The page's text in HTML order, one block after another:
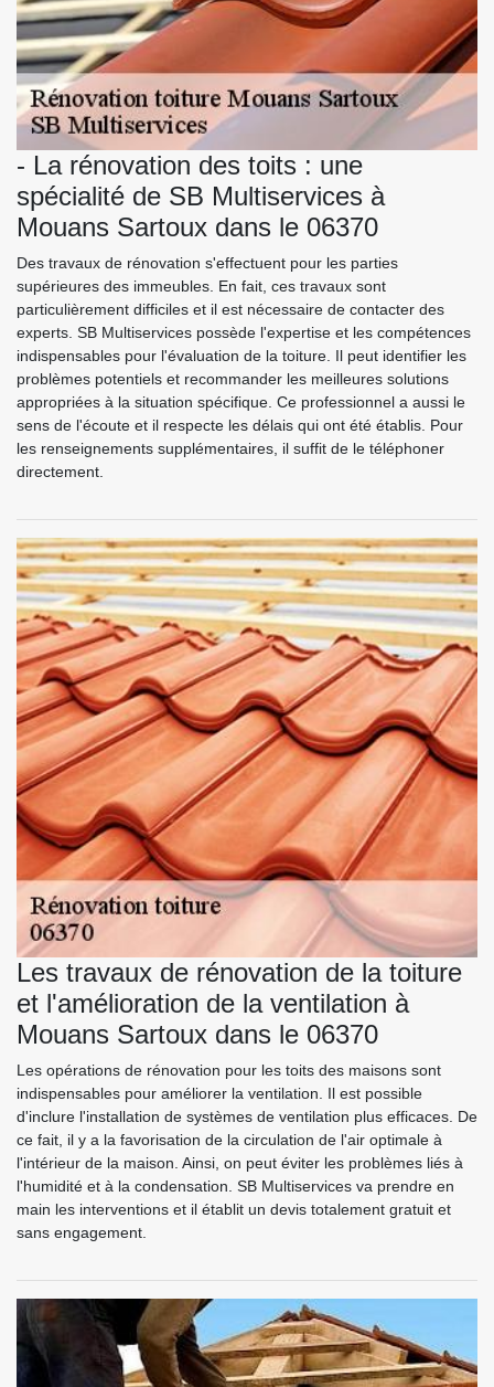
- La rénovation des toits : une
spécialité de SB Multiservices à
Mouans Sartoux dans le 06370
Des travaux de rénovation s'effectuent pour les parties
supérieures des immeubles. En fait, ces travaux sont
particulièrement difficiles et il est nécessaire de contacter des
experts. SB Multiservices possède l'expertise et les compétences
indispensables pour l'évaluation de la toiture. Il peut identifier les
problèmes potentiels et recommander les meilleures solutions
appropriées à la situation spécifique. Ce professionnel a aussi le
sens de l'écoute et il respecte les délais qui ont été établis. Pour
les renseignements supplémentaires, il suffit de le téléphoner
directement.
Les travaux de rénovation de la toiture
et l'amélioration de la ventilation à
Mouans Sartoux dans le 06370
Les opérations de rénovation pour les toits des maisons sont
indispensables pour améliorer la ventilation. Il est possible
d'inclure l'installation de systèmes de ventilation plus efficaces. De
ce fait, il y a la favorisation de la circulation de l'air optimale à
l'intérieur de la maison. Ainsi, on peut éviter les problèmes liés à
l'humidité et à la condensation. SB Multiservices va prendre en
main les interventions et il établit un devis totalement gratuit et
sans engagement.